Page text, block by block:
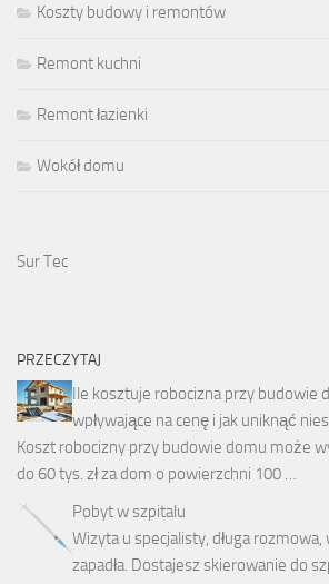
Koszty budowy i remontów
Remont kuchni
Remont łazienki
Wokół domu
Sur Tec
PRZECZYTAJ
Ile kosztuje robocizna przy budowie
wpływające na cenę i jak uniknąć
Koszt robocizny przy budowie domu może
do 60 tys. zł za dom o powierzchni 100 …
Pobyt w szpitalu
Wizyta u specjalisty, długa
zapadła. Dostajesz skierowanie do